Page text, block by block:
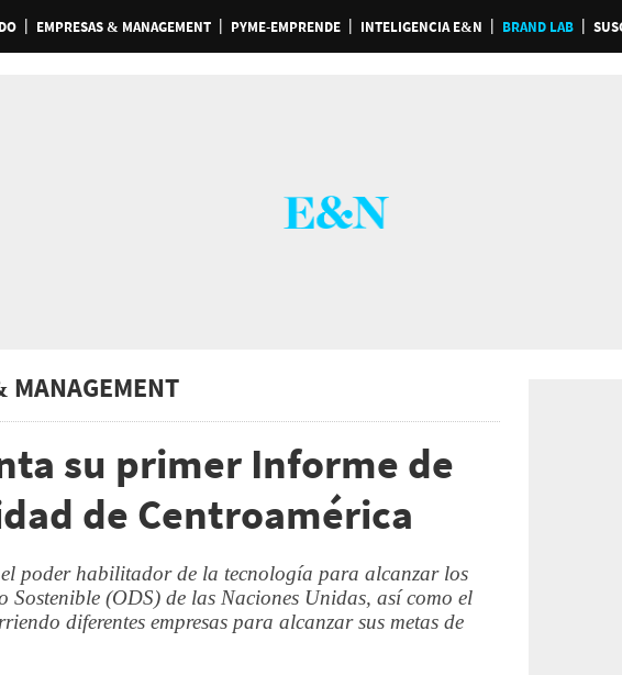
EMPRESAS & MANAGEMENT PYME-EMPRENDE INTELIGENCIA E&N BRAND LAB
MANAGEMENT
su primer Informe de
de Centroamérica
poder habilitador de la tecnología para alcanzar los
Sostenible (ODS) de las Naciones Unidas, así como el
diferentes empresas para alcanzar sus metas de